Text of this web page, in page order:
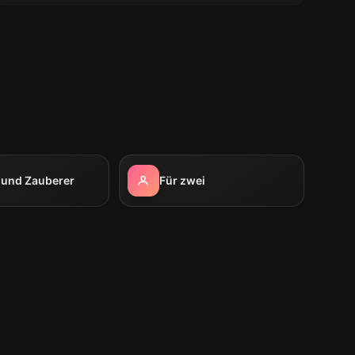
Zauberer Für zwei